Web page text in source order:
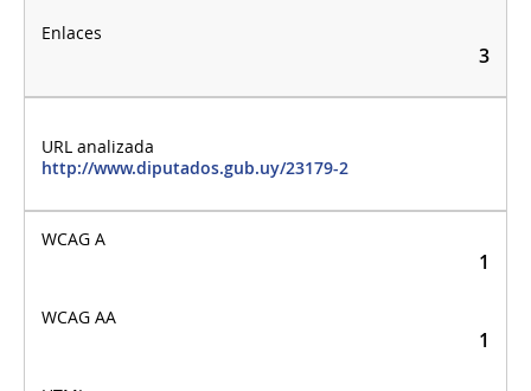
3
http://www.diputados.gub.uy/23179-2
1
1